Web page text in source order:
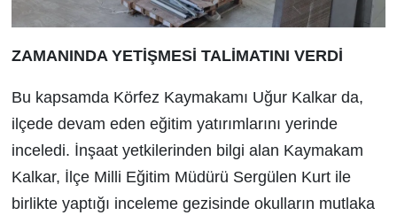
ZAMANINDA YETİŞMESİ TALİMATINI VERDİ
Bu kapsamda Körfez Kaymakamı Uğur Kalkar da,
ilçede devam eden eğitim yatırımlarını yerinde
inceledi. İnşaat yetkilerinden bilgi alan Kaymakam
Kalkar, İlçe Milli Eğitim Müdürü Sergülen Kurt ile
birlikte yaptığı inceleme gezisinde okulların mutlaka